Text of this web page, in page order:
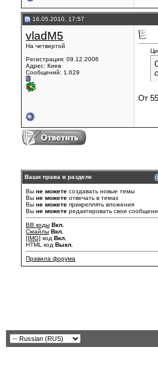
16.05.2010, 17:57
vladM5
На четвертой
Регистрация: 09.12.2006
Адрес: Киев
Сообщений: 1,629
От
Ваши права в разделе
Вы не можете создавать новые темы
Вы не можете отвечать в темах
Вы не можете прикреплять вложения
Вы не можете редактировать свои
BB коды Вкл.
Смайлы Вкл.
[IMG] код Вкл.
HTML код Выкл.
Правила форума